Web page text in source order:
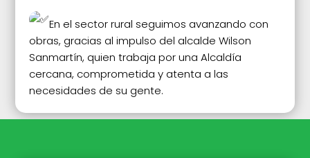
En el sector rural seguimos avanzando con
obras, gracias al impulso del alcalde Wilson
Sanmartín, quien trabaja por una Alcaldía
cercana, comprometida y atenta a las
necesidades de su gente.